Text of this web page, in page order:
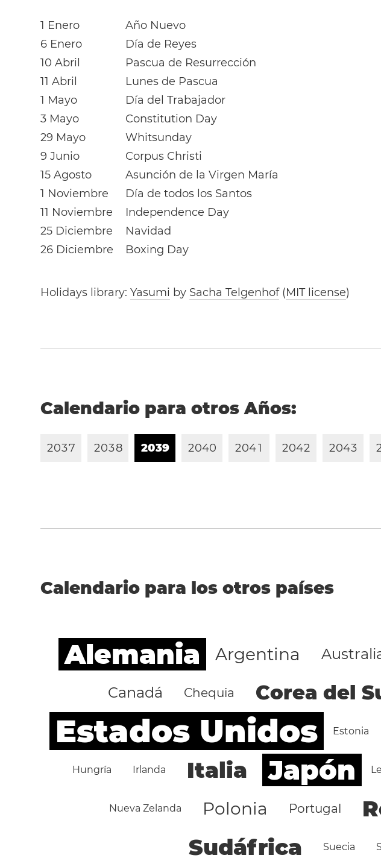
1 Enero
Año Nuevo
6 Enero
Día de Reyes
10 Abril
Pascua de Resurrección
11 Abril
Lunes de Pascua
1 Mayo
Día del Trabajador
3 Mayo
Constitution Day
29 Mayo
Whitsunday
9 Junio
Corpus Christi
15 Agosto
Asunción de la Virgen María
1 Noviembre
Día de todos los Santos
11 Noviembre
Independence Day
25 Diciembre
Navidad
26 Diciembre
Boxing Day
Holidays library:Yasumi by Sacha Telgenhof(MIT license)
Calendario para otros Años:
2037 2038 2039 2040 2041 2042 2043
Calendario para los otros países
Alemania Argentina
Canadá Chequia Corea del
Estados Unidos Estonia
Hungría Irlanda Italia Japón
Nueva Zelanda Polonia Portugal
Sudáfrica Suecia